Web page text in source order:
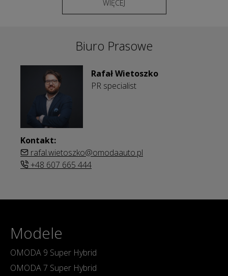
WIĘCEJ
Biuro Prasowe
Rafał Wietoszko
PR specialist
Kontakt:
rafal.wietoszko@omodaauto.pl
+48 607 665 444
Modele
OMODA 9 Super Hybrid
OMODA 7 Super Hybrid